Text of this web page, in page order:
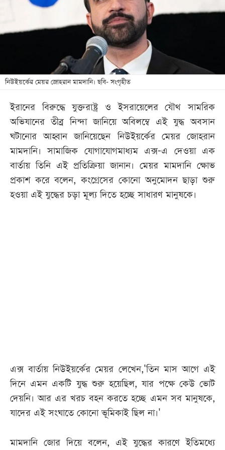
বিনোদন
শিক্ষা
সব
বিভাগ
ছবি
ভিডিও
নিউইয়র্কের মেয়র জোহরান মামদানি। ছবি- সংগৃহীত
ইরানের বিরুদ্ধে যুক্তরাষ্ট্র ও ইসরায়েলের যৌথ সামরিক
অভিযানের তীব্র নিন্দা জানিয়ে অবিলম্বে এই যুদ্ধ অবসান
ঘটানোর আহ্বান জানিয়েছেন নিউইয়র্কের মেয়র জোহরান
মামদানি। সামাজিক যোগাযোগমাধ্যম এক্স-এ দেওয়া এক
বার্তায় তিনি এই প্রতিক্রিয়া জানান। মেয়র মামদানি ক্ষোভ
প্রকাশ করে বলেন, কংগ্রেসের কোনো অনুমোদন ছাড়া শুরু
হওয়া এই যুদ্ধের চড়া মূল্য দিতে হচ্ছে সাধারণ মানুষকে।
এক্স বার্তায় নিউইয়র্কের মেয়র লেখেন,'তিন মাস আগে এই
দিনে এমন একটি যুদ্ধ শুরু হয়েছিল, যার পক্ষে কেউ ভোট
দেয়নি। আর এর খরচ বহন করতে হচ্ছে এমন সব মানুষকে,
যাদের এই সংঘাতে কোনো ভূমিকাই ছিল না।'
মামদানি জোর দিয়ে বলেন, এই যুদ্ধের কারণে ইতিমধ্যে